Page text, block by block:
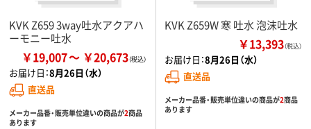
KVK Z659 3way吐水アクアハ
ーモニー吐水
￥19,007 ￥20,673
お届け日：8月26日（水）
直送品
メーカー品番・販売単位違いの商品が2商品
あります
KVK Z659W 寒 吐水 泡沫吐水
￥13,393（税込）
お届け日：8月26日（水）
直送品
メーカー品番・販売単位違いの商品が2商品
あります